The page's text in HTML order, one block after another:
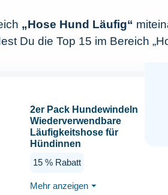
„Hose Hund Läufig“
Du die Top 15 im Bereich
2er Pack Hundewindeln
Wiederverwendbare
Läufigkeitshose für
Hündinnen
Hündinnen mit 8
Verstellbare
15 % Rabatt
Mehr anzeigen ⏷